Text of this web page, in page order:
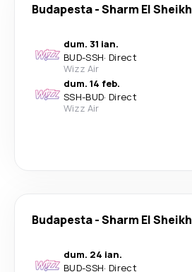
Budapesta-Sharm El Sheikh
dum. 31 ian.
BUD-SSH· Direct
Wizz Air
dum. 14 feb.
SSH-BUD· Direct
Wizz Air
Budapesta-Sharm El Sheikh
dum. 24 ian.
BUD-SSH· Direct